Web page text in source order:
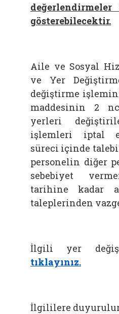
gösterebilecektir.
Aile ve Sosyal
ve Yer
değiştirme
maddesinin 2
yerleri
işlemleri iptal
süreci içinde
personelin diğer
sebebiyet
tarihine kadar
taleplerinden
İlgili yer
tıklayınız.
İlgililere